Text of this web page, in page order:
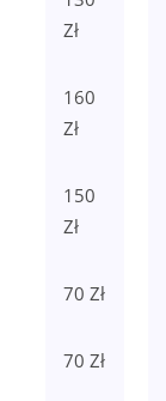
Zł
160
Zł
150
Zł
70 Zł
70 Zł